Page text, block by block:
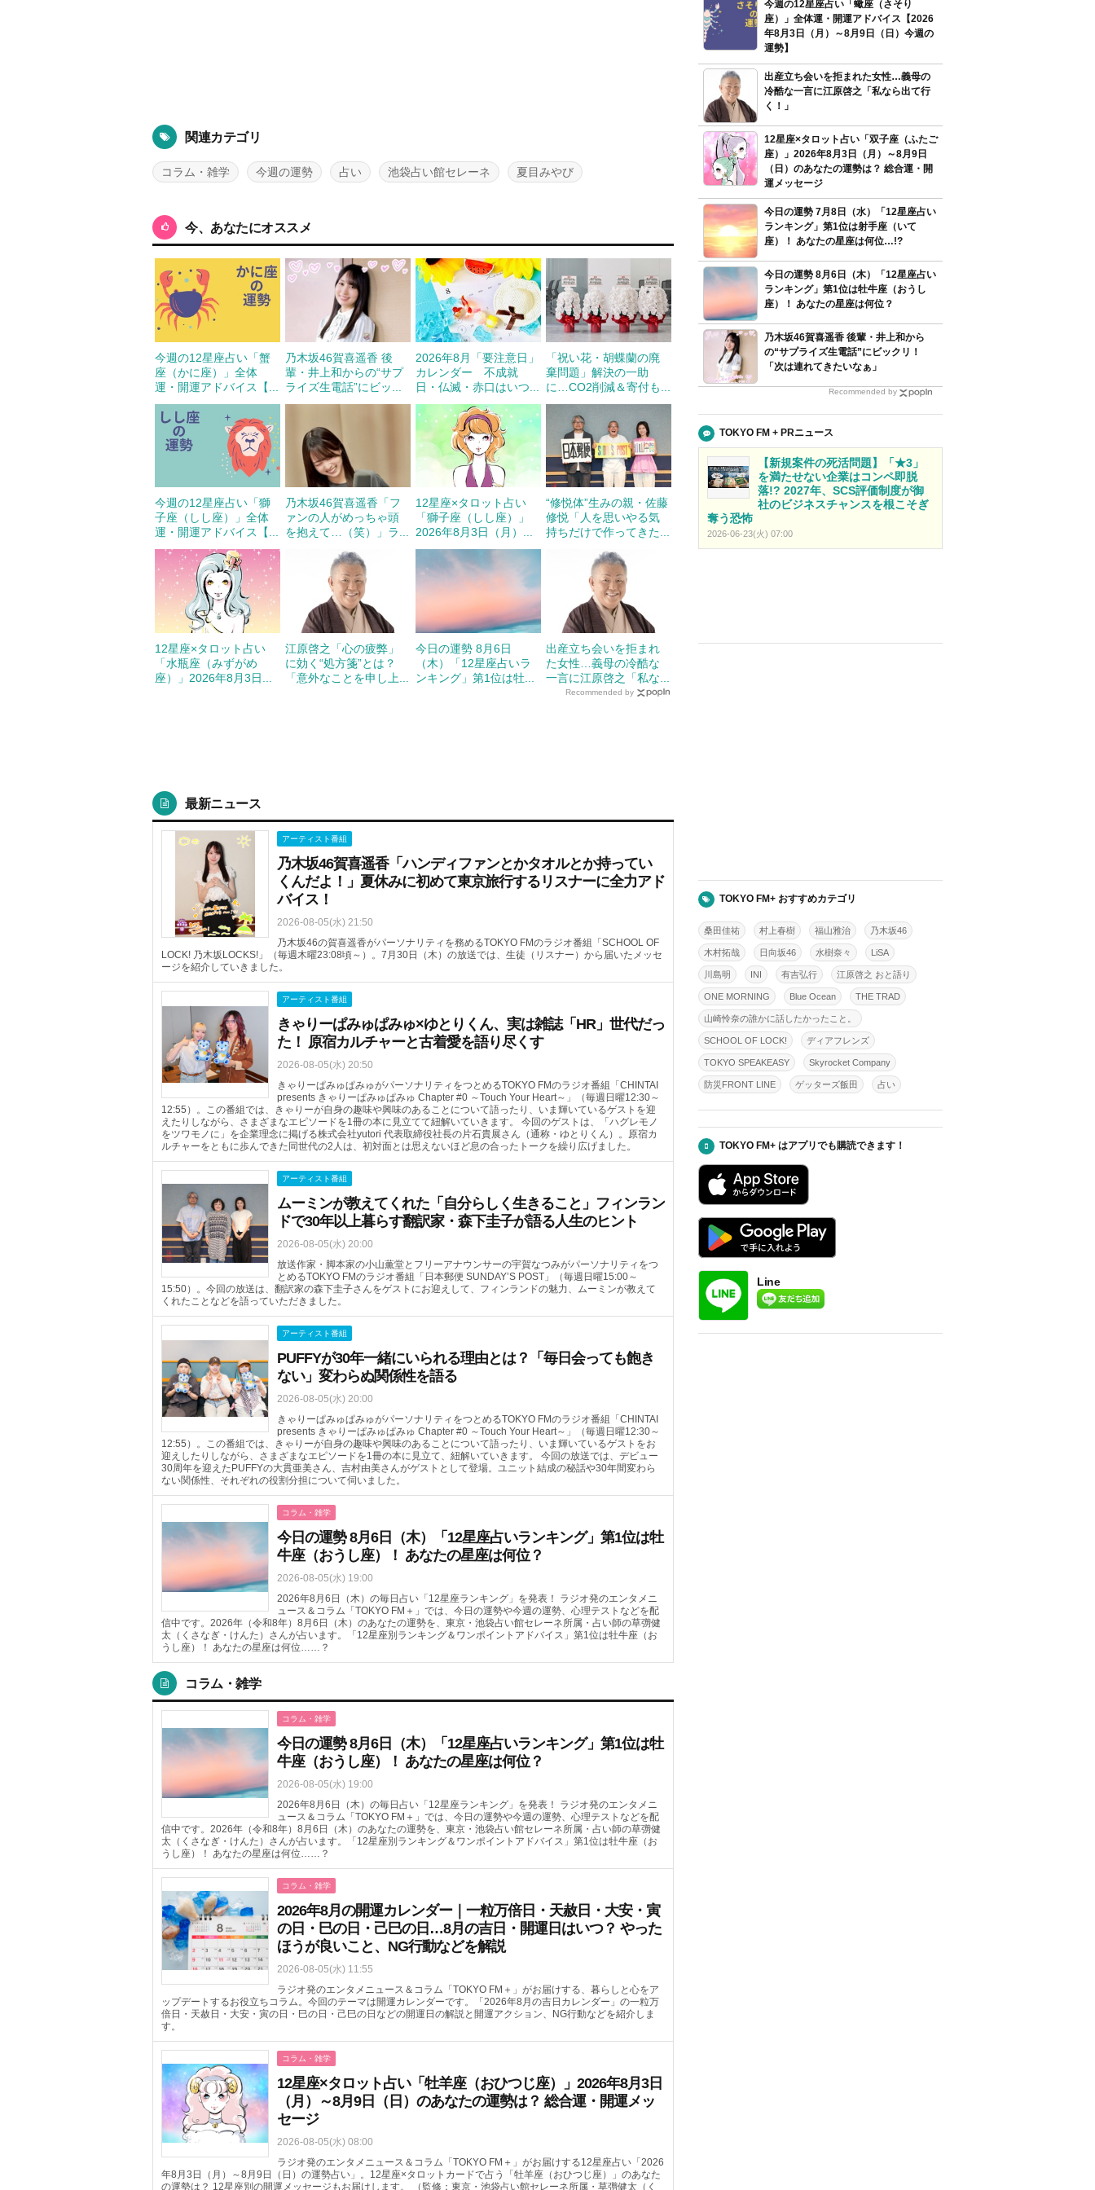
関連カテゴリ
コラム・雑学 今週の運勢 占い 池袋占い館セレーネ 夏目みやび
今、あなたにオススメ
今週の12星座占い「蟹
座（かに座）」全体
運・開運アドバイス【...
乃木坂46賀喜遥香 後
輩・井上和からの“サプ
ライズ生電話”にビッ...
2026年8月「要注意日」
カレンダー 不成就
日・仏滅・赤口はいつ...
「祝い花・胡蝶蘭の廃
棄問題」解決の一助
に…CO2削減＆寄付も...
今週の12星座占い「獅
子座（しし座）」全体
運・開運アドバイス【...
乃木坂46賀喜遥香「フ
ァンの人がめっちゃ頭
を抱えて…（笑）」ラ...
12星座×タロット占い
「獅子座（しし座）」
2026年8月3日（月）...
“修悦体”生みの親・佐藤
修悦「人を思いやる気
持ちだけで作ってきた...
12星座×タロット占い
「水瓶座（みずがめ
座）」2026年8月3日...
江原啓之「心の疲弊」
に効く“処方箋”とは？
「意外なことを申し上...
今日の運勢 8月6日
（木）「12星座占いラ
ンキング」第1位は牡...
出産立ち会いを拒まれ
た女性…義母の冷酷な
一言に江原啓之「私な...
Recommended by
最新ニュース
アーティスト番組
乃木坂46賀喜遥香「ハンディファンとかタオルとか持ってい
くんだよ！」夏休みに初めて東京旅行するリスナーに全力アド
バイス！
2026-08-05(水) 21:50
乃木坂46の賀喜遥香がパーソナリティを務めるTOKYO FMのラジオ番組「SCHOOL OF
LOCK! 乃木坂LOCKS!」（毎週木曜23:08頃～）。7月30日（木）の放送では、生徒（リスナー）から届いたメッセ
ージを紹介していきました。
アーティスト番組
きゃりーぱみゅぱみゅ×ゆとりくん、実は雑誌「HR」世代だっ
た！ 原宿カルチャーと古着愛を語り尽くす
2026-08-05(水) 20:50
きゃりーぱみゅぱみゅがパーソナリティをつとめるTOKYO FMのラジオ番組「CHINTAI
presents きゃりーぱみゅぱみゅ Chapter #0 ～Touch Your Heart～」（毎週日曜12:30～
12:55）。この番組では、きゃりーが自身の趣味や興味のあることについて語ったり、いま輝いているゲストを迎
えたりしながら、さまざまなエピソードを1冊の本に見立てて紐解いていきます。 今回のゲストは、「ハグレモノ
をツワモノに」を企業理念に掲げる株式会社yutori 代表取締役社長の片石貴展さん（通称・ゆとりくん）。原宿カ
ルチャーをともに歩んできた同世代の2人は、初対面とは思えないほど息の合ったトークを繰り広げました。
アーティスト番組
ムーミンが教えてくれた「自分らしく生きること」フィンラン
ドで30年以上暮らす翻訳家・森下圭子が語る人生のヒント
2026-08-05(水) 20:00
放送作家・脚本家の小山薫堂とフリーアナウンサーの宇賀なつみがパーソナリティをつ
とめるTOKYO FMのラジオ番組「日本郵便 SUNDAY’S POST」（毎週日曜15:00～
15:50）。今回の放送は、翻訳家の森下圭子さんをゲストにお迎えして、フィンランドの魅力、ムーミンが教えて
くれたことなどを語っていただきました。
アーティスト番組
PUFFYが30年一緒にいられる理由とは？「毎日会っても飽き
ない」変わらぬ関係性を語る
2026-08-05(水) 20:00
きゃりーぱみゅぱみゅがパーソナリティをつとめるTOKYO FMのラジオ番組「CHINTAI
presents きゃりーぱみゅぱみゅ Chapter #0 ～Touch Your Heart～」（毎週日曜12:30～
12:55）。この番組では、きゃりーが自身の趣味や興味のあることについて語ったり、いま輝いているゲストをお
迎えしたりしながら、さまざまなエピソードを1冊の本に見立て、紐解いていきます。 今回の放送では、デビュー
30周年を迎えたPUFFYの大貫亜美さん、吉村由美さんがゲストとして登場。ユニット結成の秘話や30年間変わら
ない関係性、それぞれの役割分担について伺いました。
コラム・雑学
今日の運勢 8月6日（木）「12星座占いランキング」第1位は牡
牛座（おうし座）！ あなたの星座は何位？
2026-08-05(水) 19:00
2026年8月6日（木）の毎日占い「12星座ランキング」を発表！ ラジオ発のエンタメニ
ュース＆コラム「TOKYO FM＋」では、今日の運勢や今週の運勢、心理テストなどを配
信中です。2026年（令和8年）8月6日（木）のあなたの運勢を、東京・池袋占い館セレーネ所属・占い師の草彅健
太（くさなぎ・けんた）さんが占います。「12星座別ランキング＆ワンポイントアドバイス」第1位は牡牛座（お
うし座）！ あなたの星座は何位……？
コラム・雑学
コラム・雑学
今日の運勢 8月6日（木）「12星座占いランキング」第1位は牡
牛座（おうし座）！ あなたの星座は何位？
2026-08-05(水) 19:00
2026年8月6日（木）の毎日占い「12星座ランキング」を発表！ ラジオ発のエンタメニ
ュース＆コラム「TOKYO FM＋」では、今日の運勢や今週の運勢、心理テストなどを配
信中です。2026年（令和8年）8月6日（木）のあなたの運勢を、東京・池袋占い館セレーネ所属・占い師の草彅健
太（くさなぎ・けんた）さんが占います。「12星座別ランキング＆ワンポイントアドバイス」第1位は牡牛座（お
うし座）！ あなたの星座は何位……？
コラム・雑学
2026年8月の開運カレンダー｜一粒万倍日・天赦日・大安・寅
の日・巳の日・己巳の日…8月の吉日・開運日はいつ？ やった
ほうが良いこと、NG行動などを解説
2026-08-05(水) 11:55
ラジオ発のエンタメニュース＆コラム「TOKYO FM＋」がお届けする、暮らしと心をア
ップデートするお役立ちコラム。今回のテーマは開運カレンダーです。「2026年8月の吉日カレンダー」の一粒万
倍日・天赦日・大安・寅の日・巳の日・己巳の日などの開運日の解説と開運アクション、NG行動などを紹介しま
す。
コラム・雑学
12星座×タロット占い「牡羊座（おひつじ座）」2026年8月3日
（月）～8月9日（日）のあなたの運勢は？ 総合運・開運メッ
セージ
2026-08-05(水) 08:00
ラジオ発のエンタメニュース＆コラム「TOKYO FM＋」がお届けする12星座占い「2026
年8月3日（月）～8月9日（日）の運勢占い」。12星座×タロットカードで占う「牡羊座（おひつじ座）」のあなた
の運勢は？ 12星座別の開運メッセージもお届けします。 （監修：東京・池袋占い館セレーネ所属・草彅健太（く
今週の12星座占い「蠍座（さそり
座）」全体運・開運アドバイス【2026
年8月3日（月）～8月9日（日）今週の
運勢】
出産立ち会いを拒まれた女性…義母の
冷酷な一言に江原啓之「私なら出て行
く！」
12星座×タロット占い「双子座（ふたご
座）」2026年8月3日（月）～8月9日
（日）のあなたの運勢は？ 総合運・開
運メッセージ
今日の運勢 7月8日（水）「12星座占い
ランキング」第1位は射手座（いて
座）！ あなたの星座は何位…!?
今日の運勢 8月6日（木）「12星座占い
ランキング」第1位は牡牛座（おうし
座）！ あなたの星座は何位？
乃木坂46賀喜遥香 後輩・井上和から
の“サプライズ生電話”にビックリ！
「次は連れてきたいなぁ」
Recommended by
TOKYO FM + PRニュース
【新規案件の死活問題】「★3」
を満たせない企業はコンペ即脱
落!? 2027年、SCS評価制度が御
社のビジネスチャンスを根こそぎ
奪う恐怖
2026-06-23(火) 07:00
TOKYO FM+ おすすめカテゴリ
桑田佳祐 村上春樹 福山雅治 乃木坂46
木村拓哉 日向坂46 水樹奈々 LiSA
川島明 INI 有吉弘行 江原啓之 おと語り
ONE MORNING Blue Ocean THE TRAD
山崎怜奈の誰かに話したかったこと。
SCHOOL OF LOCK! ディアフレンズ
TOKYO SPEAKEASY Skyrocket Company
防災FRONT LINE ゲッターズ飯田 占い
TOKYO FM+ はアプリでも購読できます！
Line